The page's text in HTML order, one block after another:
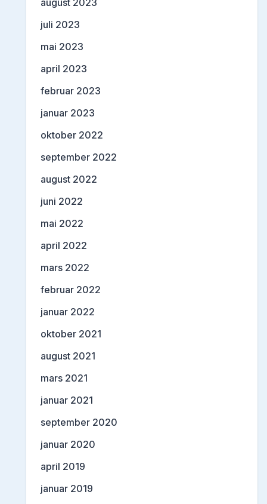
august 2023
juli 2023
mai 2023
april 2023
februar 2023
januar 2023
oktober 2022
september 2022
august 2022
juni 2022
mai 2022
april 2022
mars 2022
februar 2022
januar 2022
oktober 2021
august 2021
mars 2021
januar 2021
september 2020
januar 2020
april 2019
januar 2019